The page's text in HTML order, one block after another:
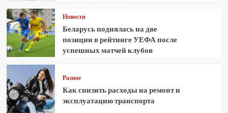
Новости
Беларусь поднялась на две
позиции в рейтинге УЕФА после
успешных матчей клубов
Разное
Как снизить расходы на ремонт и
эксплуатацию транспорта